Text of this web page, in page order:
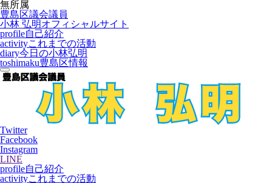
無所属
豊島区議会議員
小林 弘明オフィシャルサイト
profile自己紹介
activityこれまでの活動
diary今日の小林弘明
toshimaku豊島区情報
Twitter
Facebook
Instagram
LINE
profile自己紹介
activityこれまでの活動